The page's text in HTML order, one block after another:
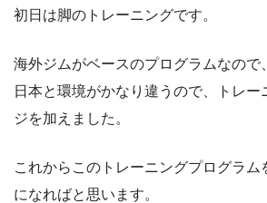
初日は脚のトレーニングです。
海外ジムがベースのプログラムなので
日本と環境がかなり違うので、トレー
ジを加えました。
これからこのトレーニングプログラム
になればと思います。